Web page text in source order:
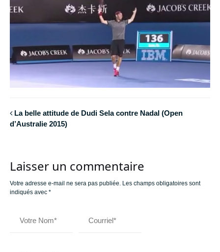
La belle attitude de Dudi Sela contre Nadal (Open
d’Australie 2015)
Laisser un commentaire
Votre adresse e-mail ne sera pas publiée. Les champs obligatoires sont
indiqués avec *